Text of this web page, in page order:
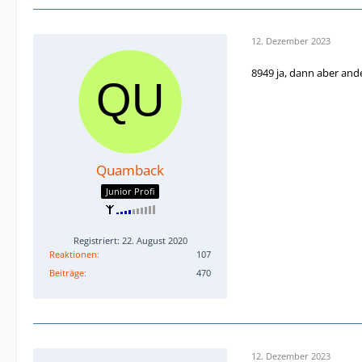
Quamback
Junior Profi
Registriert: 22. August 2020
Reaktionen
107
Beiträge
470
12. Dezember 2023
8949 ja, dann aber
12. Dezember 2023